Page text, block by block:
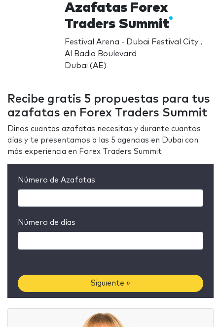
Azafatas Forex
Traders Summit
Festival Arena - Dubai Festival City ,
Al Badia Boulevard
Dubai (AE)
Recibe gratis 5 propuestas para tus
azafatas en Forex Traders Summit
Dinos cuantas azafatas necesitas y durante cuantos
días y te presentamos a las 5 agencias en Dubai con
más experiencia en Forex Traders Summit
Número de Azafatas
Número de días
Siguiente »